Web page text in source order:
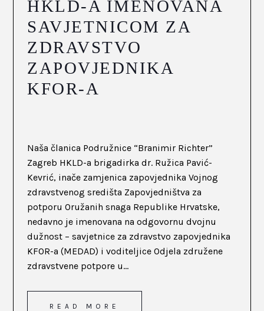
HKLD-A IMENOVANA
SAVJETNICOM ZA
ZDRAVSTVO
ZAPOVJEDNIKA
KFOR-A
Naša članica Podružnice “Branimir Richter”
Zagreb HKLD-a brigadirka dr. Ružica Pavić-
Kevrić, inače zamjenica zapovjednika Vojnog
zdravstvenog središta Zapovjedništva za
potporu Oružanih snaga Republike Hrvatske,
nedavno je imenovana na odgovornu dvojnu
dužnost – savjetnice za zdravstvo zapovjednika
KFOR-a (MEDAD) i voditeljice Odjela združene
zdravstvene potpore u...
READ MORE